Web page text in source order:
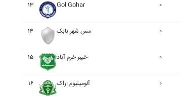
۱۳ Gol Gohar ۰
۱۴ مس شهر بابک ۰
۱۵ خيبر خرم آباد ۰
۱۶ آلومينيوم اراک ۰